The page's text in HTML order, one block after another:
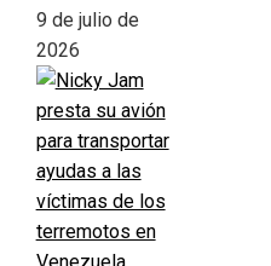
9 de julio de
2026